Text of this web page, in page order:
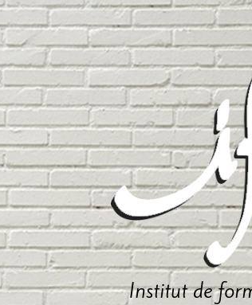
Institut de